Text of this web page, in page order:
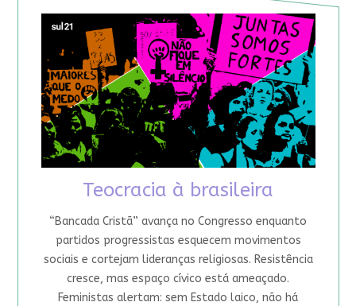
Teocracia à brasileira
“Bancada Cristã” avança no Congresso enquanto
partidos progressistas esquecem movimentos
sociais e cortejam lideranças religiosas. Resistência
cresce, mas espaço cívico está ameaçado.
Feministas alertam: sem Estado laico, não há